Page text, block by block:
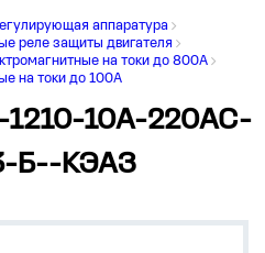
аппаратура
реле защиты двигателя
на токи до 800А
на токи до 100А
1210-10А-220АС-
Б--КЭАЗ